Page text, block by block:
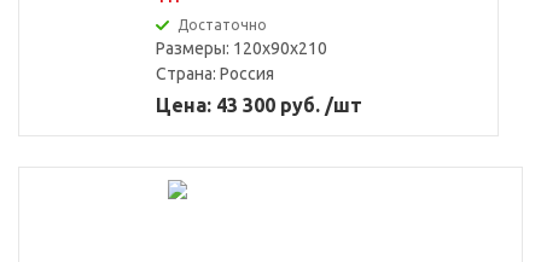
Достаточно
Размеры: 120x90x210
Страна: Россия
Цена: 43 300 руб. /шт